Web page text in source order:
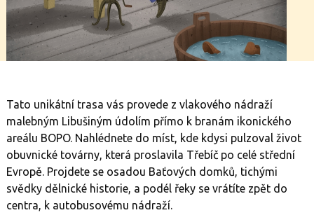
Tato unikátní trasa vás provede z vlakového nádraží
malebným Libušiným údolím přímo k branám ikonického
areálu BOPO. Nahlédnete do míst, kde kdysi pulzoval život
obuvnické továrny, která proslavila Třebíč po celé střední
Evropě. Projdete se osadou Baťových domků, tichými
svědky dělnické historie, a podél řeky se vrátíte zpět do
centra, k autobusovému nádraží.